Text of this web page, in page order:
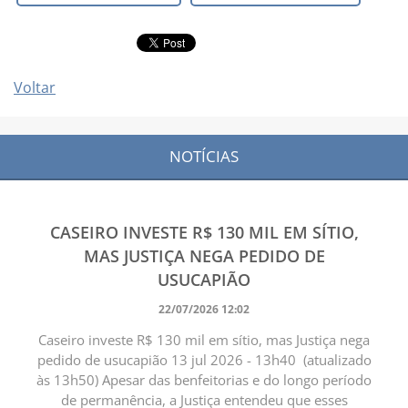
Voltar
NOTÍCIAS
CASEIRO INVESTE R$ 130 MIL EM SÍTIO,
MAS JUSTIÇA NEGA PEDIDO DE
USUCAPIÃO
22/07/2026 12:02
Caseiro investe R$ 130 mil em sítio, mas Justiça nega
pedido de usucapião 13 jul 2026 - 13h40 (atualizado
às 13h50) Apesar das benfeitorias e do longo período
de permanência, a Justiça entendeu que esses